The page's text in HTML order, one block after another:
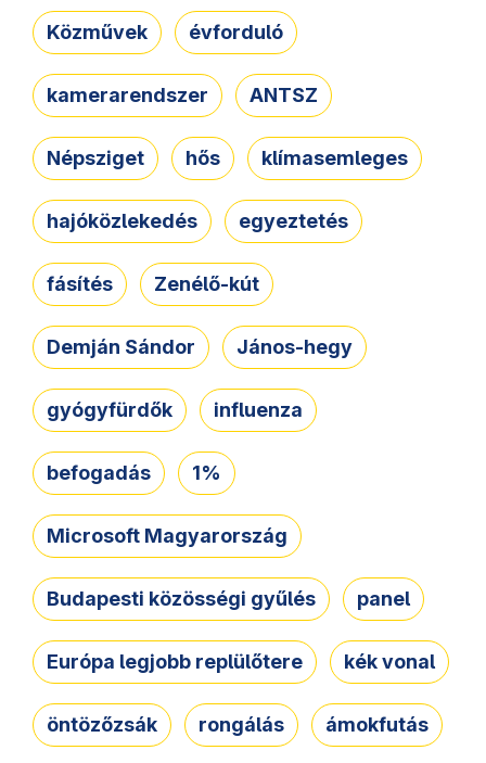
Közművek évforduló
kamerarendszer ANTSZ
Népsziget hős klímasemleges
hajóközlekedés egyeztetés
fásítés Zenélő-kút
Demján Sándor János-hegy
gyógyfürdők influenza
befogadás 1%
Microsoft Magyarország
Budapesti közösségi gyűlés panel
Európa legjobb replülőtere kék vonal
öntözőzsák rongálás ámokfutás